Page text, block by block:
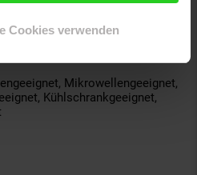
Cookies verwenden
Mikrowellengeeignet,
Kühlschrankgeeignet,